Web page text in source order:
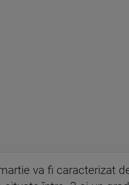
va fi caracterizat